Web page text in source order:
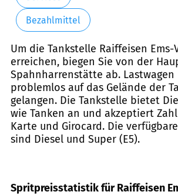
Bezahlmittel
Um die Tankstelle Raiffeisen Ems-
erreichen, biegen Sie von der
Spahnharrenstätte ab. Lastwagen
problemlos auf das Gelände der
gelangen. Die Tankstelle bietet
wie Tanken an und akzeptiert
Karte und Girocard. Die
sind Diesel und Super (E5).
Spritpreisstatistik für Raiffeisen